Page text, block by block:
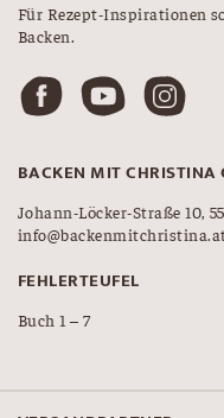
Für Rezept-Inspirationen
Backen.
BACKEN MIT CHRISTINA
Johann-Löcker-Straße 10,
FEHLERTEUFEL
Buch 1 – 7